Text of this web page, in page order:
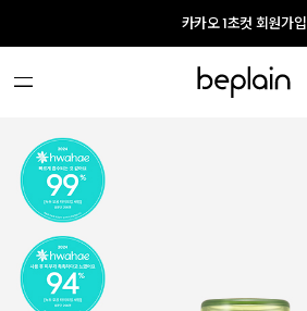
카카오 1초컷 회원가입